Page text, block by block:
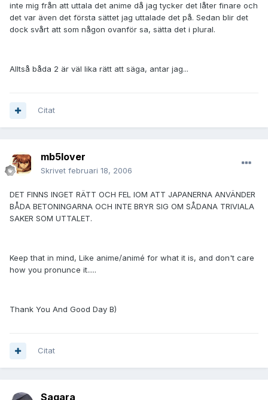
inte mig från att uttala det anime då jag tycker det låter finare och
det var även det första sättet jag uttalade det på. Sedan blir det
dock svårt att som någon ovanför sa, sätta det i plural.
Alltså båda 2 är väl lika rätt att säga, antar jag...
Citat
mb5lover
Skrivet februari 18, 2006
DET FINNS INGET RÄTT OCH FEL IOM ATT JAPANERNA ANVÄNDER
BÅDA BETONINGARNA OCH INTE BRYR SIG OM SÅDANA TRIVIALA
SAKER SOM UTTALET.
Keep that in mind, Like anime/animé for what it is, and don't care
how you pronunce it.....
Thank You And Good Day B)
Citat
Sagara